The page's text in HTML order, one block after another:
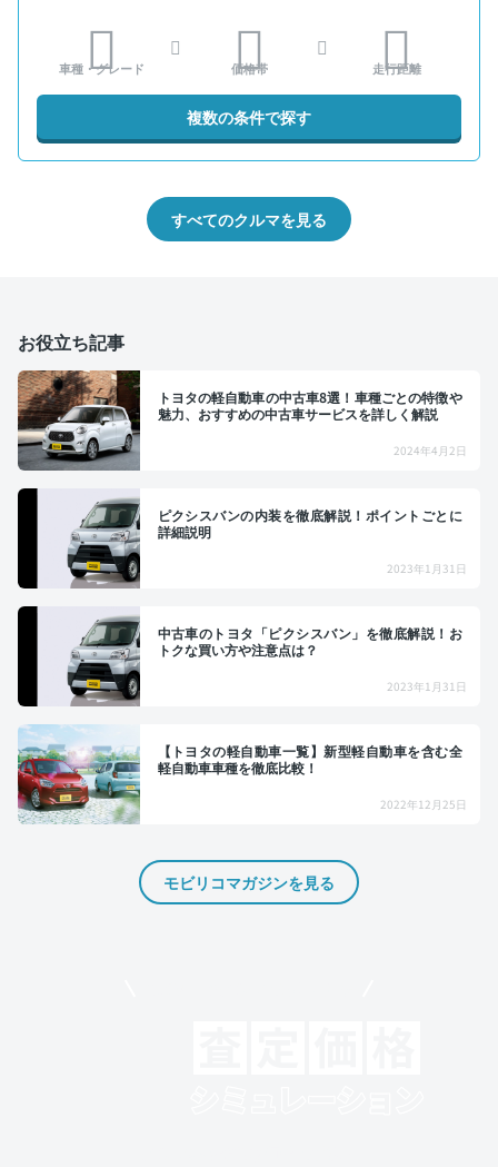
車種・グレード 価格帯 走行距離
複数の条件で探す
すべてのクルマを見る
お役立ち記事
トヨタの軽自動車の中古車8選！車種ごとの特徴や
魅力、おすすめの中古車サービスを詳しく解説
2024年4月2日
ピクシスバンの内装を徹底解説！ポイントごとに
詳細説明
2023年1月31日
中古車のトヨタ「ピクシスバン」を徹底解説！お
トクな買い方や注意点は？
2023年1月31日
【トヨタの軽自動車一覧】新型軽自動車を含む全
軽自動車車種を徹底比較！
2022年12月25日
モビリコマガジンを見る